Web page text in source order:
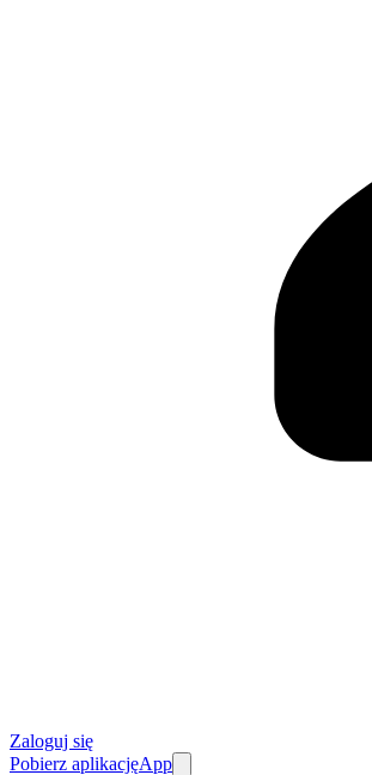
Zaloguj się
Pobierz aplikacjęApp